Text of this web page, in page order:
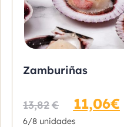
Zamburiñas
13,82€ 11,06€
6/8 unidades